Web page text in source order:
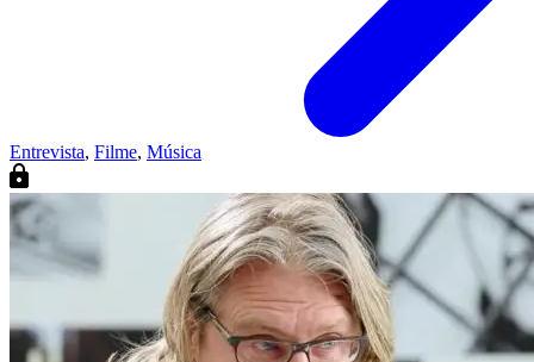
Entrevista, Filme, Música